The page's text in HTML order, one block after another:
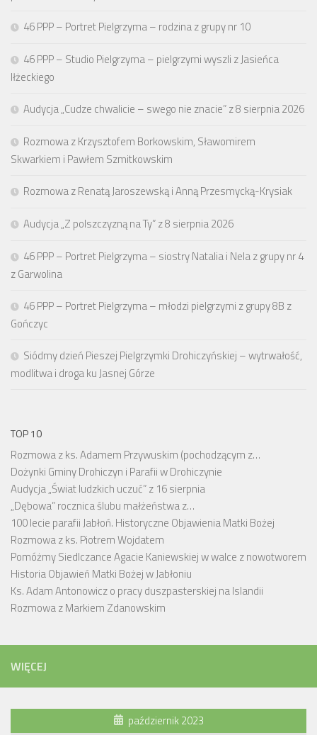
46 PPP – Portret Pielgrzyma – rodzina z grupy nr 10
46 PPP – Studio Pielgrzyma – pielgrzymi wyszli z Jasieńca
Iłżeckiego
Audycja „Cudze chwalicie – swego nie znacie” z 8 sierpnia 2026
Rozmowa z Krzysztofem Borkowskim, Sławomirem
Skwarkiem i Pawłem Szmitkowskim
Rozmowa z Renatą Jaroszewską i Anną Przesmycką-Krysiak
Audycja „Z polszczyzną na Ty” z 8 sierpnia 2026
46 PPP – Portret Pielgrzyma – siostry Natalia i Nela z grupy nr 4
z Garwolina
46 PPP – Portret Pielgrzyma – młodzi pielgrzymi z grupy 8B z
Gończyc
Siódmy dzień Pieszej Pielgrzymki Drohiczyńskiej – wytrwałość,
modlitwa i droga ku Jasnej Górze
TOP 10
Rozmowa z ks. Adamem Przywuskim (pochodzącym z…
Dożynki Gminy Drohiczyn i Parafii w Drohiczynie
Audycja „Świat ludzkich uczuć” z 16 sierpnia
„Dębowa” rocznica ślubu małżeństwa z…
100 lecie parafii Jabłoń. Historyczne Objawienia Matki Bożej
Rozmowa z ks. Piotrem Wojdatem
Pomóżmy Siedlczance Agacie Kaniewskiej w walce z nowotworem
Historia Objawień Matki Bożej w Jabłoniu
Ks. Adam Antonowicz o pracy duszpasterskiej na Islandii
Rozmowa z Markiem Zdanowskim
WIĘCEJ
październik 2023